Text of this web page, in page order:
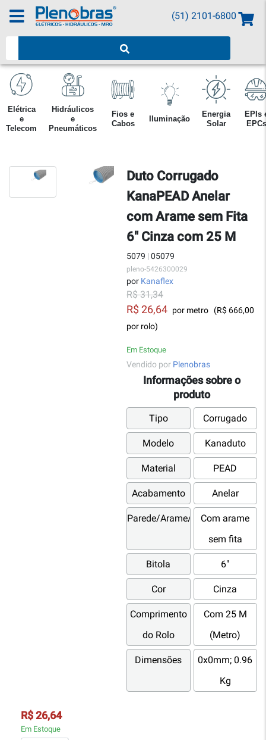
(51) 2101-6800
Elétrica
e
Telecom
Hidráulicos
e
Pneumáticos
Fios e
Cabos
Iluminação
Energia
Solar
EPIs
EPCs
Duto Corrugado
KanaPEAD Anelar
com Arame sem Fita
6" Cinza com 25 M
5079 | 05079
pleno-5426300029
por Kanaflex
R$ 31,34
R$ 26,64 por metro
(R$ 666,00
por rolo)
Em Estoque
Vendido por Plenobras
Informações sobre o
produto
Tipo Corrugado
Modelo Kanaduto
Material PEAD
Acabamento Anelar
Parede/Arame/Fita/FioCom arame
sem fita
Bitola 6"
Cor Cinza
Comprimento
do Rolo
Com 25 M
(Metro)
Dimensões
0x0mm; 0.96
Kg
R$ 26,64
Em Estoque